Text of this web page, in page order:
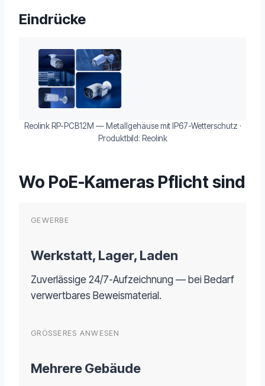
Eindrücke
Reolink RP-PCB12M — Metallgehäuse mit IP67-Wetterschutz ·
Produktbild: Reolink
Wo PoE-Kameras Pflicht sind
GEWERBE
Werkstatt, Lager, Laden
Zuverlässige 24/7-Aufzeichnung — bei Bedarf
verwertbares Beweismaterial.
GRÖSSERES ANWESEN
Mehrere Gebäude